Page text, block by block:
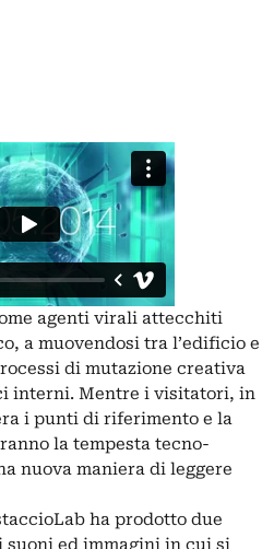
agenti virali attecchiti
a muovendosi tra l’edificio e
di mutazione creativa
interni. Mentre i visitatori, in
i punti di riferimento e la
la tempesta tecno-
nuova maniera di leggere
ha prodotto due
ed immagini in cui si